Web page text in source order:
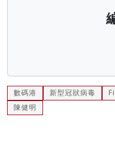
數碼港 新型冠狀病毒
陳健明